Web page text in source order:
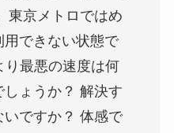
東京メトロではめ
できない状態で
り最悪の速度は何
しょうか？ 解決す
いですか？ 体感で